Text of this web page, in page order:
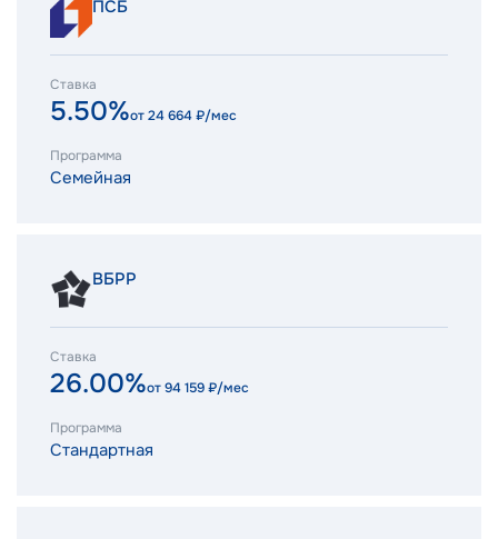
ПСБ
Ставка
5.50%от24 664₽/мес
Программа
Семейная
ВБРР
Ставка
26.00%от94 159₽/мес
Программа
Стандартная